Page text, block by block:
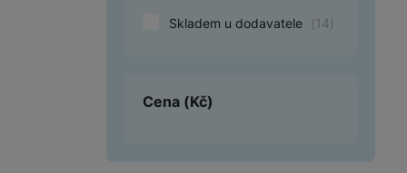
Foto
Ventilátory
Skladem u dodavatele (14)
Cena (Kč)